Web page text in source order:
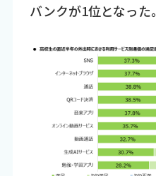
バンクが1位となった。